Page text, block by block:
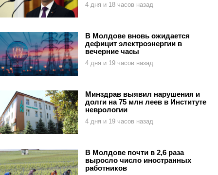
4 дня и 18 часов назад
В Молдове вновь ожидается
дефицит электроэнергии в
вечерние часы
4 дня и 19 часов назад
Минздрав выявил нарушения и
долги на 75 млн леев в Институте
неврологии
4 дня и 19 часов назад
В Молдове почти в 2,6 раза
выросло число иностранных
работников